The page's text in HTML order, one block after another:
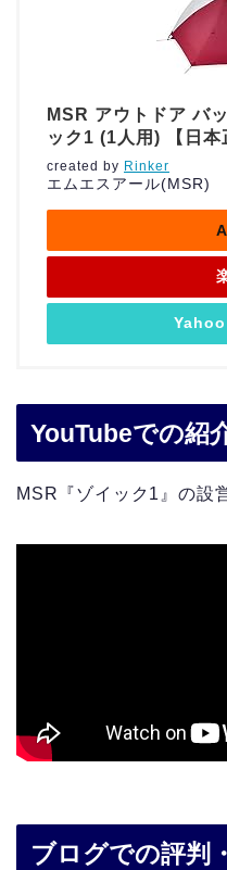
付属品
MSR アウトドア バ
ック1 (1人用) 【日
created by Rinker
エムエスアール(MSR)
Yahoo
YouTubeでの紹
MSR『ゾイック1』の設
ブログでの評判